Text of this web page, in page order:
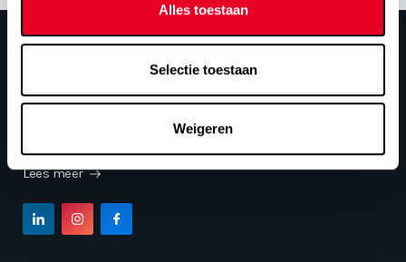
Alles toestaan
Selectie toestaan
Weigeren
Creatief, gedreven en service gericht
Lees meer